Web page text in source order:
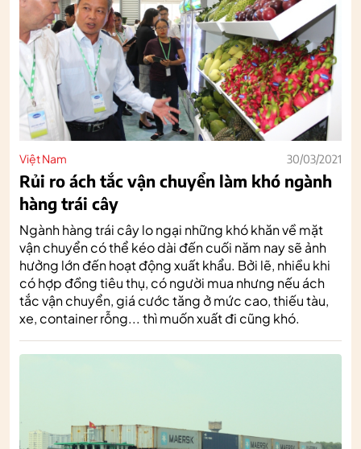
Việt Nam 30/03/2021
Rủi ro ách tắc vận chuyển làm khó ngành
hàng trái cây
Ngành hàng trái cây lo ngại những khó khăn về mặt
vận chuyển có thể kéo dài đến cuối năm nay sẽ ảnh
hưởng lớn đến hoạt động xuất khẩu. Bởi lẽ, nhiều khi
có hợp đồng tiêu thụ, có người mua nhưng nếu ách
tắc vận chuyển, giá cước tăng ở mức cao, thiếu tàu,
xe, container rỗng... thì muốn xuất đi cũng khó.